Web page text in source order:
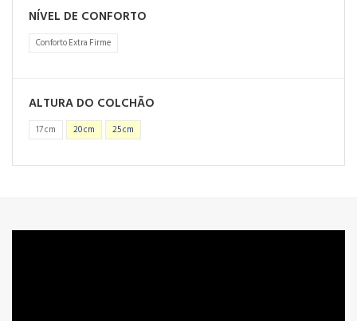
NÍVEL DE CONFORTO
Conforto Extra Firme
ALTURA DO COLCHÃO
17 cm 20 cm 25 cm